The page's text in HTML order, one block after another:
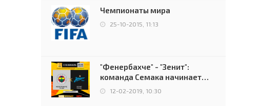
Чемпионаты мира
25-10-2015, 11:13
"Фенербахче" - "Зенит":
команда Семака начинает
путь в плей-офф Лиги
12-02-2019, 10:30